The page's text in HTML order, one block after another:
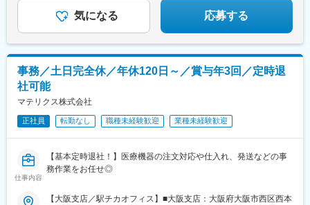
気になる 応募する
事務／土日完全休／年休120日～／賞与年3回／定時退
社可能
マテリクス株式会社
正社員 転勤なし 職種未経験歓迎 業種未経験歓迎
仕事内容
【基本定時退社！】医療機器の注文対応や仕入れ、発送などの事
務作業をお任せ◎
【大阪支店／駅チカオフィス】■大阪支店：大阪府大阪市西区西本